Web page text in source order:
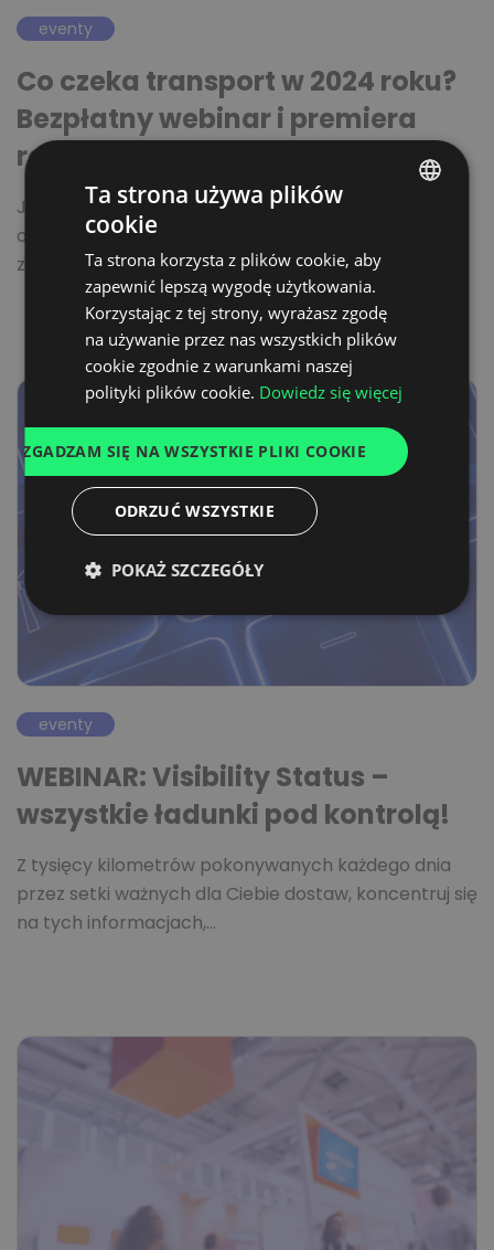
eventy
Co czeka transport w 2024 roku?
Bezpłatny webinar i premiera
raportu
Już 14 grudnia o godz. 10:00 zapraszamy na webinar
organizowany przez Grupę Trans.eu we współpracy
z portalem…
eventy
WEBINAR: Visibility Status –
wszystkie ładunki pod kontrolą!
Z tysięcy kilometrów pokonywanych każdego dnia
przez setki ważnych dla Ciebie dostaw, koncentruj się
na tych informacjach,…
ENGLISH
UKRAINIAN
FRENCH
Ta strona używa plików
cookie
Ta strona korzysta z plików cookie, aby
zapewnić lepszą wygodę użytkowania.
Korzystając z tej strony, wyrażasz zgodę
na używanie przez nas wszystkich plików
cookie zgodnie z warunkami naszej
polityki plików cookie. Dowiedz się więcej
ZGADZAM SIĘ NA WSZYSTKIE PLIKI COOKIE
ODRZUĆ WSZYSTKIE
POKAŻ SZCZEGÓŁY